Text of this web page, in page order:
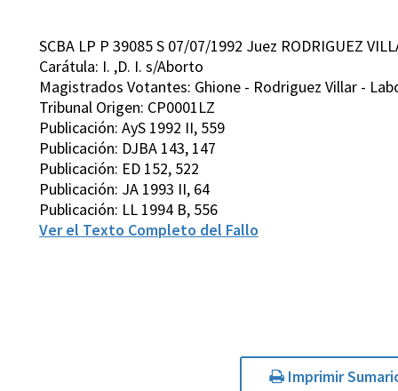
SCBA LP P 39085 S 07/07/1992 Juez RODRIGUEZ
Carátula: I. ,D. I. s/Aborto
Magistrados Votantes: Ghione - Rodriguez Villar -
Tribunal Origen: CP0001LZ
Publicación: AyS 1992 II, 559
Publicación: DJBA 143, 147
Publicación: ED 152, 522
Publicación: JA 1993 II, 64
Publicación: LL 1994 B, 556
Ver el Texto Completo del Fallo
Imprimir